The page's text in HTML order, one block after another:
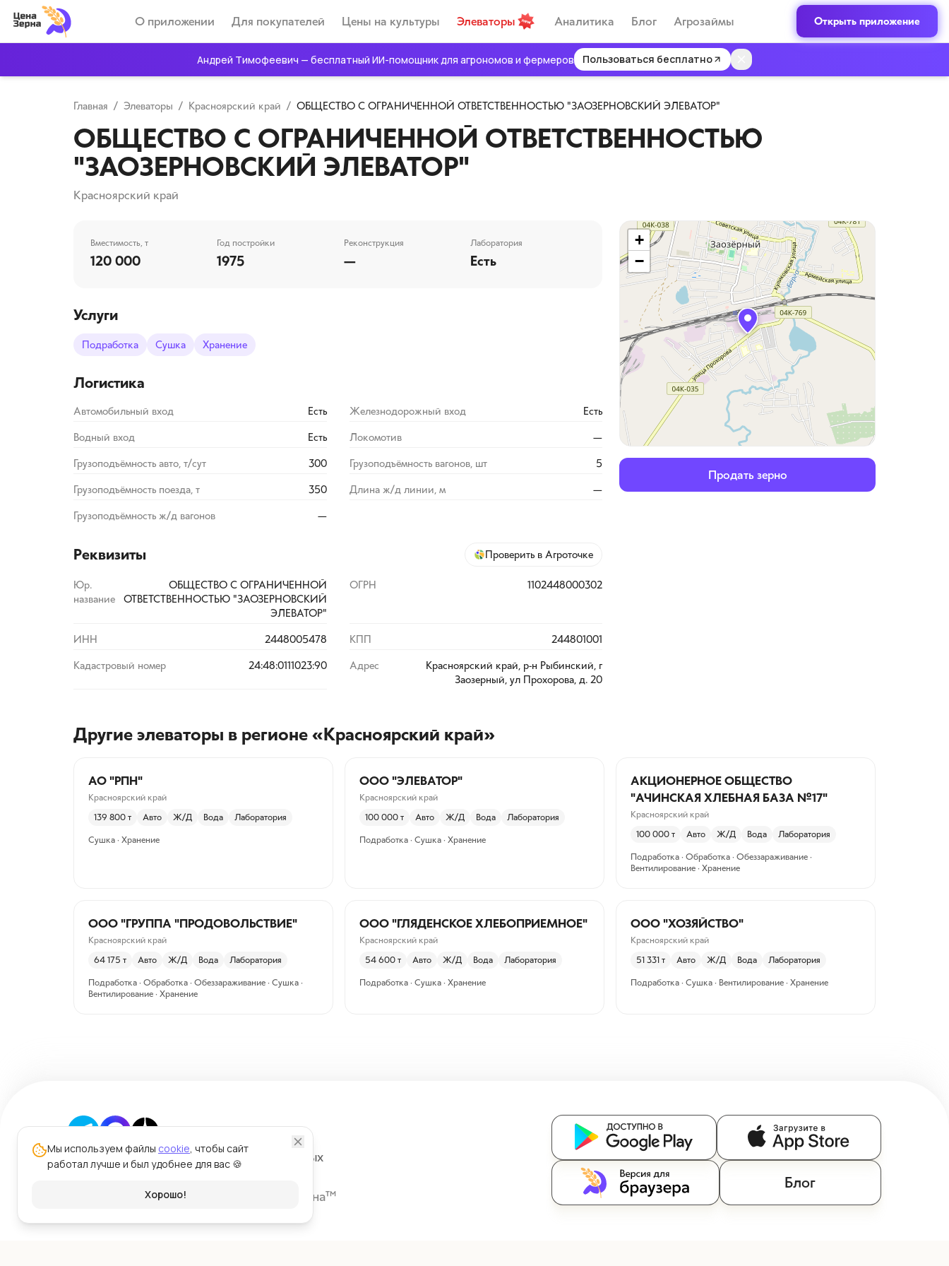
Мы используем файлы cookie, чтобы сайт
работал лучше и был удобнее для вас 🍪
Хорошо!
Андрей Тимофеевич — бесплатный ИИ-помощник для агрономов и фермеров Пользоваться бесплатно
О приложении Для покупателей Цены на культуры Элеваторы Аналитика Блог Агрозаймы Открыть приложение
Главная / Элеваторы / Красноярский край / ОБЩЕСТВО С ОГРАНИЧЕННОЙ ОТВЕТСТВЕННОСТЬЮ "ЗАОЗЕРНОВСКИЙ ЭЛЕВАТОР"
ОБЩЕСТВО С ОГРАНИЧЕННОЙ ОТВЕТСТВЕННОСТЬЮ
"ЗАОЗЕРНОВСКИЙ ЭЛЕВАТОР"
Красноярский край
Вместимость, т
120 000
Год постройки
1975
Реконструкция
—
Лаборатория
Есть
Услуги
Подработка Сушка Хранение
Логистика
Автомобильный вход Есть Железнодорожный вход Есть
Водный вход Есть Локомотив —
Грузоподъёмность авто, т/сут 300 Грузоподъёмность вагонов, шт 5
Грузоподъёмность поезда, т 350 Длина ж/д линии, м —
Грузоподъёмность ж/д вагонов —
Реквизиты Проверить в Агроточке
Юр.
название
ОБЩЕСТВО С ОГРАНИЧЕННОЙ
ОТВЕТСТВЕННОСТЬЮ "ЗАОЗЕРНОВСКИЙ
ЭЛЕВАТОР"
ОГРН 1102448000302
ИНН 2448005478 КПП 244801001
Кадастровый номер 24:48:0111023:90 Адрес
Красноярский край, р-н Рыбинский, г
Заозерный, ул Прохорова, д. 20
+
−
Продать зерно
Другие элеваторы в регионе «Красноярский край»
АО "РПН"
Красноярский край
139 800 т Авто Ж/Д Вода Лаборатория
Сушка · Хранение
ООО "ЭЛЕВАТОР"
Красноярский край
100 000 т Авто Ж/Д Вода Лаборатория
Подработка · Сушка · Хранение
АКЦИОНЕРНОЕ ОБЩЕСТВО
"АЧИНСКАЯ ХЛЕБНАЯ БАЗА №17"
Красноярский край
100 000 т Авто Ж/Д Вода Лаборатория
Подработка · Обработка · Обеззараживание ·
Вентилирование · Хранение
ООО "ГРУППА "ПРОДОВОЛЬСТВИЕ"
Красноярский край
64 175 т Авто Ж/Д Вода Лаборатория
Подработка · Обработка · Обеззараживание · Сушка ·
Вентилирование · Хранение
ООО "ГЛЯДЕНСКОЕ ХЛЕБОПРИЕМНОЕ"
Красноярский край
54 600 т Авто Ж/Д Вода Лаборатория
Подработка · Сушка · Хранение
ООО "ХОЗЯЙСТВО"
Красноярский край
51 331 т Авто Ж/Д Вода Лаборатория
Подработка · Сушка · Вентилирование · Хранение
Политика обработки персональных данных
© ООО "Силк" 2026 | Цена Зерна™
Блог